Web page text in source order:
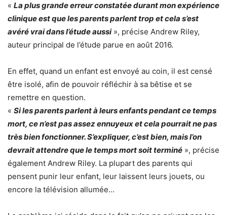
« La plus grande erreur constatée durant mon expérience
clinique est que les parents parlent trop et cela s’est
avéré vrai dans l’étude aussi », précise Andrew Riley,
auteur principal de l’étude parue en août 2016.
En effet, quand un enfant est envoyé au coin, il est censé
être isolé, afin de pouvoir réfléchir à sa bêtise et se
remettre en question.
« Si les parents parlent à leurs enfants pendant ce temps
mort, ce n’est pas assez ennuyeux et cela pourrait ne pas
très bien fonctionner. S’expliquer, c’est bien, mais l’on
devrait attendre que le temps mort soit terminé », précise
également Andrew Riley. La plupart des parents qui
pensent punir leur enfant, leur laissent leurs jouets, ou
encore la télévision allumée…